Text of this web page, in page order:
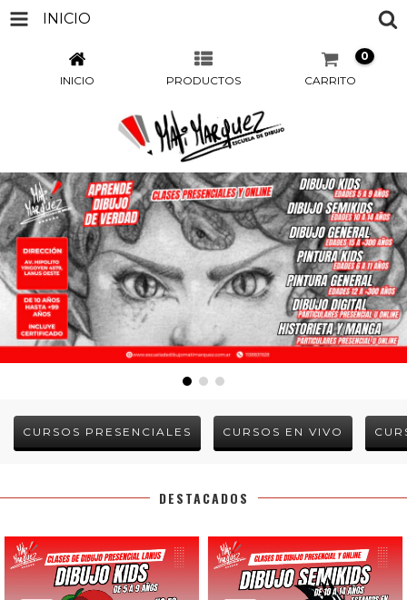
INICIO
INICIO PRODUCTOS CARRITO
0
CURSOS PRESENCIALES CURSOS EN VIVO
DESTACADOS